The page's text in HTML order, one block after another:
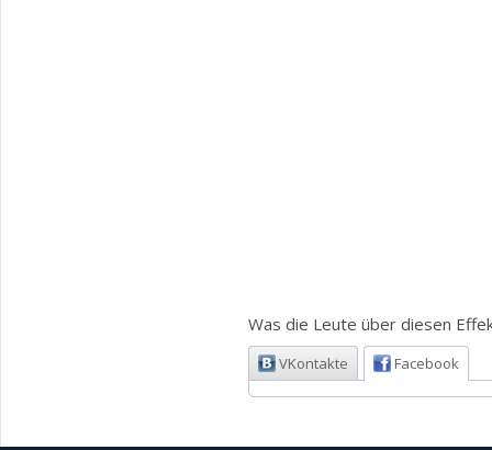
Was die Leute über diesen
VKontakte Facebook